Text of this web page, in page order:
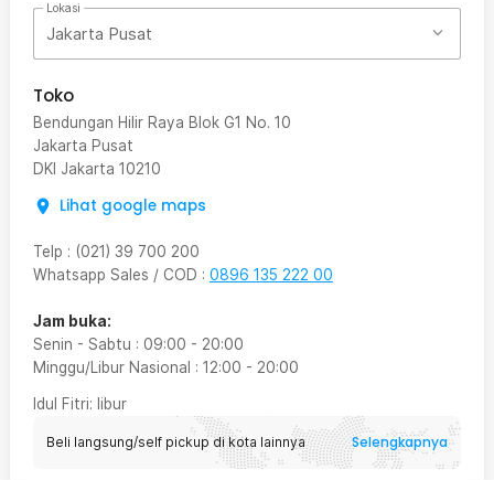
Lokasi
Jakarta Pusat
Toko
Bendungan Hilir Raya Blok G1 No. 10
Jakarta Pusat
DKI Jakarta 10210
Lihat google maps
Telp : (021) 39 700 200
Whatsapp Sales / COD : 0896 135 222 00
Jam buka:
Senin - Sabtu : 09:00 - 20:00
Minggu/Libur Nasional : 12:00 - 20:00
Idul Fitri: libur
Beli langsung/self pickup di kota lainnya Selengkapnya